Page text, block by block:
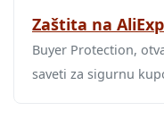
Zaštita na
Buyer Protection,
saveti za sigurnu